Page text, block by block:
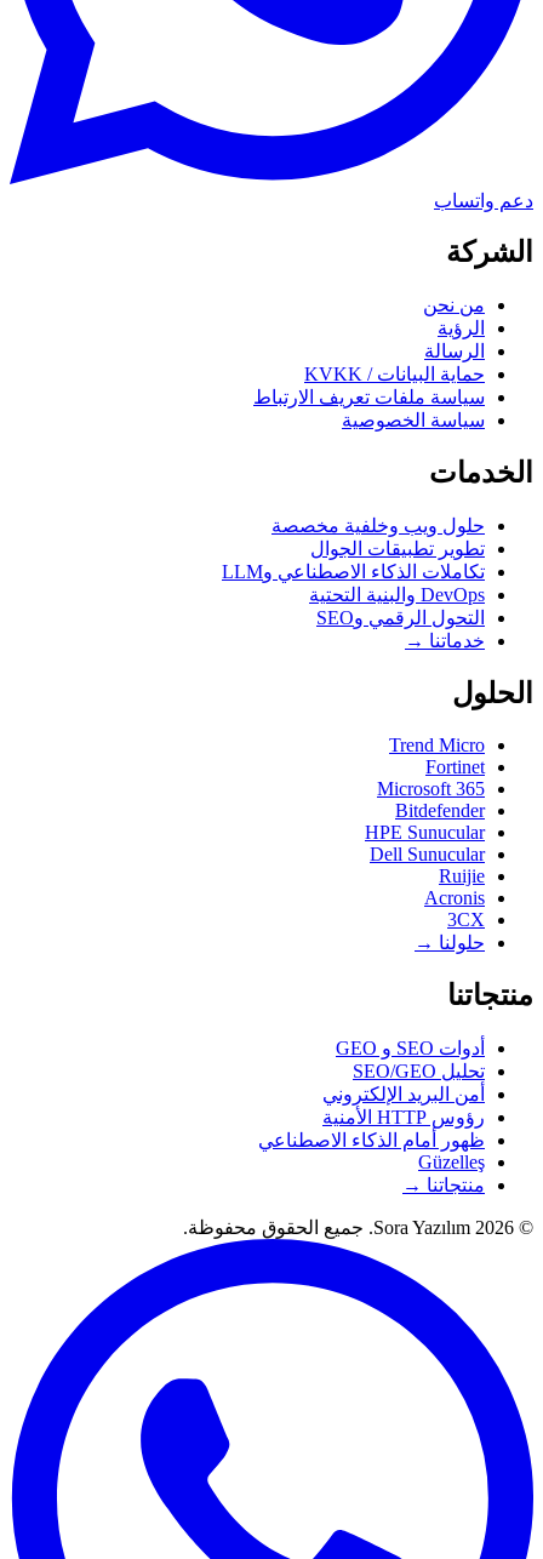
دعم واتساب
الشركة
من نحن
الرؤية
الرسالة
حماية البيانات / KVKK
سياسة ملفات تعريف الارتباط
سياسة الخصوصية
الخدمات
حلول ويب وخلفية مخصصة
تطوير تطبيقات الجوال
تكاملات الذكاء الاصطناعي وLLM
DevOps والبنية التحتية
التحول الرقمي وSEO
خدماتنا →
الحلول
Trend Micro
Fortinet
Microsoft 365
Bitdefender
HPE Sunucular
Dell Sunucular
Ruijie
Acronis
3CX
حلولنا →
منتجاتنا
أدوات SEO و GEO
تحليل SEO/GEO
أمن البريد الإلكتروني
رؤوس HTTP الأمنية
ظهور أمام الذكاء الاصطناعي
Güzelleş
منتجاتنا →
© 2026 Sora Yazılım. جميع الحقوق محفوظة.